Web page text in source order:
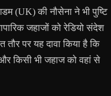
(UK) की नौसेना ने भी पुष्टि
जहाजों को रेडियो संदेश
पर यह दावा किया है कि
किसी भी जहाज को वहां से